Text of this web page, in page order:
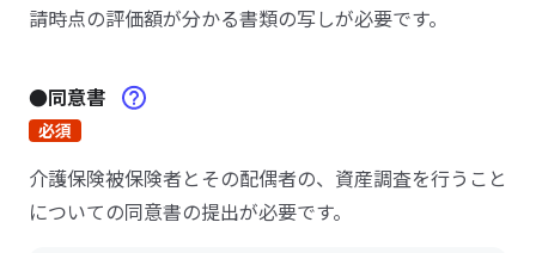
請時点の評価額が分かる書類の写しが必要です。
●同意書
必須
介護保険被保険者とその配偶者の、資産調査を行うこと
についての同意書の提出が必要です。